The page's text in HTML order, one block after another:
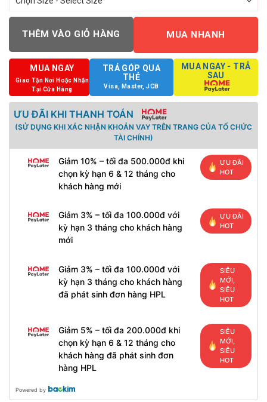
THÊM VÀO GIỎ HÀNG MUA NHANH
MUA NGAY
Giao Tận Nơi Hoặc Nhận
Tại Cửa Hàng
TRẢ GÓP QUA
THẺ
Visa, Master, JCB
MUA NGAY - TRẢ
SAU
ƯU ĐÃI KHI THANH TOÁN
(SỬ DỤNG KHI XÁC NHẬN KHOẢN VAY TRÊN TRANG CỦA TỔ CHỨC
TÀI CHÍNH)
Giảm 10% – tối đa 500.000đ khi
chọn kỳ hạn 6 & 12 tháng cho
khách hàng mới
ƯU ĐÃI
HOT
Giảm 3% – tối đa 100.000đ với
kỳ hạn 3 tháng cho khách hàng
mới
ƯU ĐÃI
HOT
Giảm 3% – tối đa 100.000đ với
kỳ hạn 3 tháng cho khách hàng
đã phát sinh đơn hàng HPL
SIÊU
MỚI,
SIÊU
HOT
Giảm 5% – tối đa 200.000đ khi
chọn kỳ hạn 6 & 12 tháng cho
khách hàng đã phát sinh đơn
hàng HPL
SIÊU
MỚI,
SIÊU
HOT
Powered by